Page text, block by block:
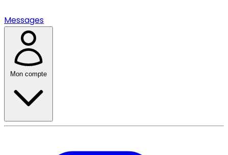
Messages
Mon compte